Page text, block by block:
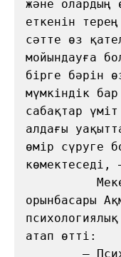
және олардың
еткенін
сәтте өз
мойындауға
бірге бәрін
мүмкіндік
сабақтар
алдағы
өмір сүруге
көмектеседі,
орынбасары
атап өтті: